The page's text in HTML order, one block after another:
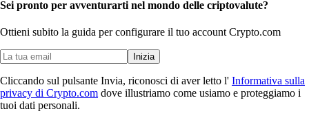
Sei pronto per avventurarti nel mondo delle criptovalute?
Ottieni subito la guida per configurare il tuo account Crypto.com
Inizia
Cliccando sul pulsante Invia, riconosci di aver letto l' Informativa sulla
privacy di Crypto.com dove illustriamo come usiamo e proteggiamo i
tuoi dati personali.